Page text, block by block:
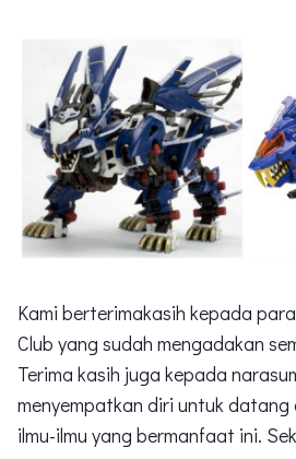
Kami berterimakasih kepada para
Club yang sudah mengadakan
Terima kasih juga kepada
menyempatkan diri untuk datang
ilmu-ilmu yang bermanfaat ini.